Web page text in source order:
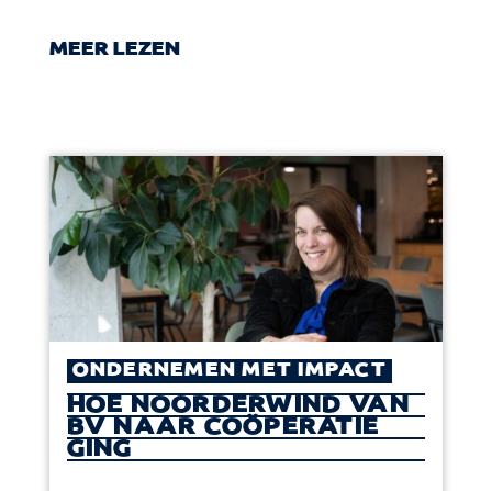
MEER LEZEN
ONDERNEMEN MET IMPACT
HOE NOORDERWIND VAN
BV NAAR COÖPERATIE
GING